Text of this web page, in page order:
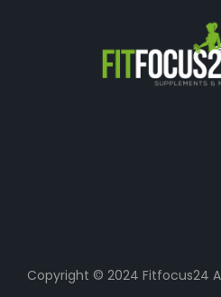
Copyright © 2024 Fitfocus24